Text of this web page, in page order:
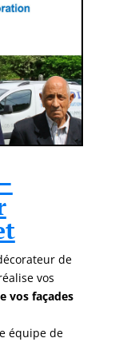
de
vos
vos façades
équipe de